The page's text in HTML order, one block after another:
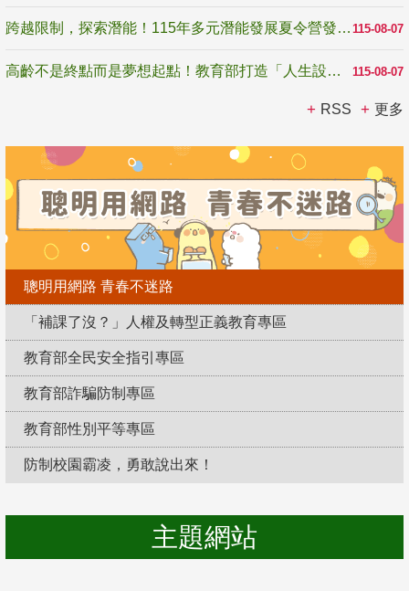
115-08-07
跨越限制，探索潛能！115年多元潛能發展夏令營發掘生命無限可能
115-08-07
高齡不是終點而是夢想起點！教育部打造「人生設計夢工場」 參展第3屆高齡健康產業博覽會
RSS 更多
聰明用網路 青春不迷路
「補課了沒？」人權及轉型正義教育專區
教育部全民安全指引專區
教育部詐騙防制專區
教育部性別平等專區
防制校園霸凌，勇敢說出來！
主題網站